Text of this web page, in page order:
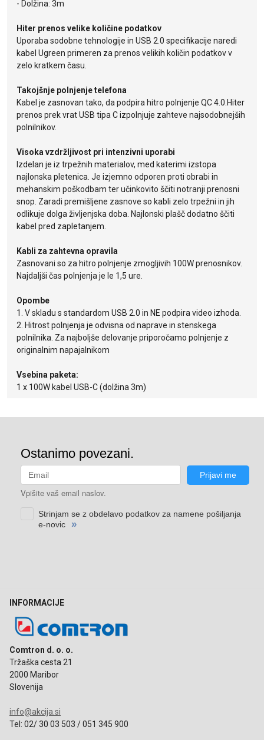
- Dolžina: 3m
Hiter prenos velike količine podatkov
Uporaba sodobne tehnologije in USB 2.0 specifikacije naredi
kabel Ugreen primeren za prenos velikih količin podatkov v
zelo kratkem času.
Takojšnje polnjenje telefona
Kabel je zasnovan tako, da podpira hitro polnjenje QC 4.0.Hiter
prenos prek vrat USB tipa C izpolnjuje zahteve najsodobnejših
polnilnikov.
Visoka vzdržljivost pri intenzivni uporabi
Izdelan je iz trpežnih materialov, med katerimi izstopa
najlonska pletenica. Je izjemno odporen proti obrabi in
mehanskim poškodbam ter učinkovito ščiti notranji prenosni
snop. Zaradi premišljene zasnove so kabli zelo trpežni in jih
odlikuje dolga življenjska doba. Najlonski plašč dodatno ščiti
kabel pred zapletanjem.
Kabli za zahtevna opravila
Zasnovani so za hitro polnjenje zmogljivih 100W prenosnikov.
Najdaljši čas polnjenja je le 1,5 ure.
Opombe
1. V skladu s standardom USB 2.0 in NE podpira video izhoda.
2. Hitrost polnjenja je odvisna od naprave in stenskega
polnilnika. Za najboljše delovanje priporočamo polnjenje z
originalnim napajalnikom
Vsebina paketa:
1 x 100W kabel USB-C (dolžina 3m)
INFORMACIJE
Comtron d. o. o.
Tržaška cesta 21
2000 Maribor
Slovenija
info@akcija.si
Tel: 02/ 30 03 503 / 051 345 900